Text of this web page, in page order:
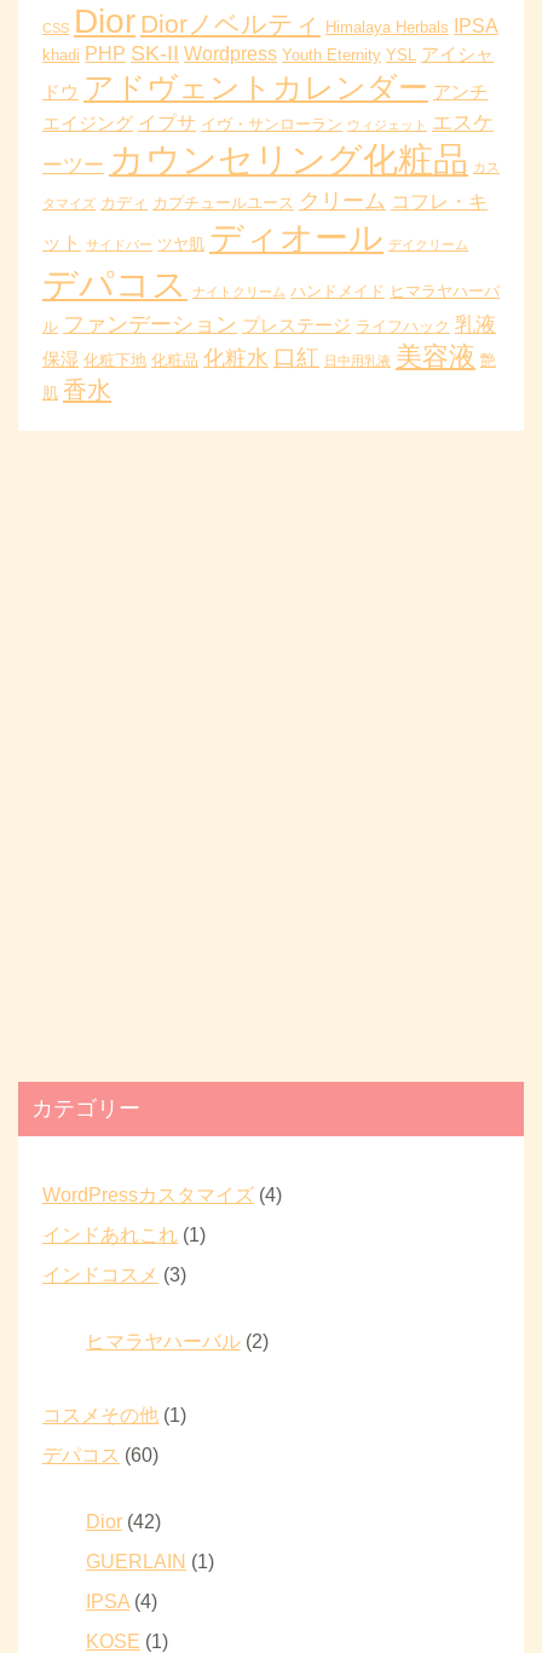
CSS Dior Diorノベルティ Himalaya Herbals IPSA
khadi PHP SK-II Wordpress Youth Eternity YSL アイシャ
ドウ アドヴェントカレンダー アンチ
エイジング イプサ イヴ・サンローラン ウィジェット
エスケ
ーツー カウンセリング化粧品 カス
タマイズ カディ カプチュールユース クリーム コフレ・キ
ット
サイドバー ツヤ肌 ディオール デイクリーム
デパコス ナイトクリーム ハンドメイド ヒマラヤハーバ
ル ファンデーション プレステージ ライフハック 乳液
保湿 化粧下地 化粧品 化粧水 口紅 日中用乳液 美容液 艶
肌 香水
カテゴリー
WordPressカスタマイズ (4)
インドあれこれ (1)
インドコスメ (3)
ヒマラヤハーバル (2)
コスメその他 (1)
デパコス (60)
Dior (42)
GUERLAIN (1)
IPSA (4)
KOSE (1)